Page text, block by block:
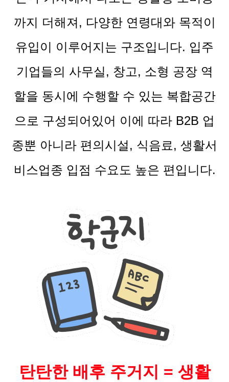
까지 더해져, 다양한 연령대와 목적이
유입이 이루어지는 구조입니다. 입주
기업들의 사무실, 창고, 소형 공장 역
할을 동시에 수행할 수 있는 복합공간
으로 구성되어있어 이에 따라 B2B 업
종뿐 아니라 편의시설, 식음료, 생활서
비스업종 입점 수요도 높은 편입니다.
탄탄한 배후 주거지 = 생활